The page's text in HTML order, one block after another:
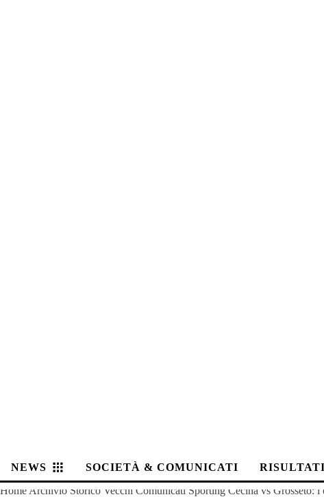
NEWS SOCIETÀ & COMUNICATI
Home Archivio Storico Vecchi Comunicati Sporting Cecina vs Grosseto: i